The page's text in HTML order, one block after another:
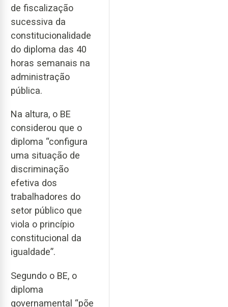
de fiscalização
sucessiva da
constitucionalidade
do diploma das 40
horas semanais na
administração
pública.
Na altura, o BE
considerou que o
diploma “configura
uma situação de
discriminação
efetiva dos
trabalhadores do
setor público que
viola o princípio
constitucional da
igualdade”.
Segundo o BE, o
diploma
governamental “põe